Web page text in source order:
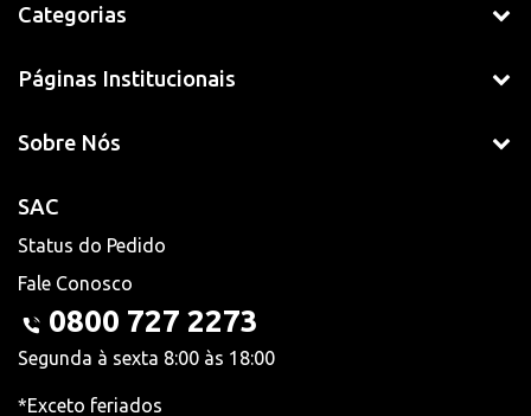
Categorias
Páginas Institucionais
Sobre Nós
SAC
Status do Pedido
Fale Conosco
0800 727 2273
Segunda à sexta 8:00 às 18:00
*Exceto feriados